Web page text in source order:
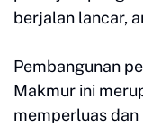
berjalan lancar,
Pembangunan
Makmur ini
memperluas